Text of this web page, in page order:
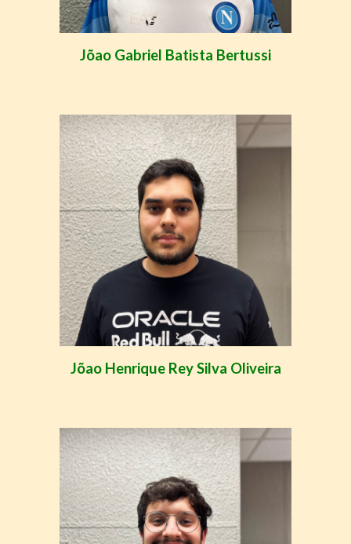
Jõao Gabriel Batista Bertussi
Jõao Henrique Rey Silva Oliveira